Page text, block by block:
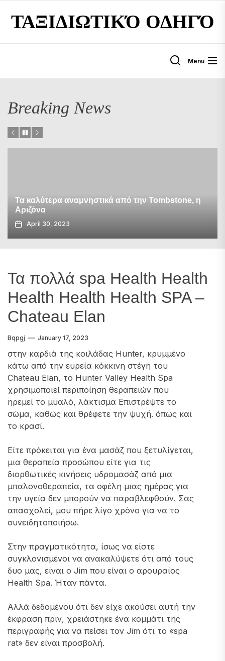
content
ΤΑΞΙΔΙΩΤΙΚΌ ΟΔΗΓΌ
Menu
Breaking News
Τα καλύτερα αναμνηστικά από την Tombstone, η
Αριζόνα
April 30, 2023
Τα πολλά spa Health Health
Health Health Health SPA –
Chateau Elan
Bqpgj January 17, 2023
στην καρδιά της κοιλάδας Hunter, κρυμμένο
κάτω από την ευρεία κόκκινη στέγη του
Chateau Elan, το Hunter Valley Health Spa
χρησιμοποιεί περιποίηση θεραπειών που
ηρεμεί το μυαλό, λάκτισμα Επιστρέψτε το
σώμα, καθώς και θρέφετε την ψυχή. όπως και
το κρασί.
Είτε πρόκειται για ένα μασάζ που ξετυλίγεται,
μια θεραπεία προσώπου είτε για τις
διορθωτικές κινήσεις υδρομασάζ από μια
μπαλονοθεραπεία, τα οφέλη μιας ημέρας για
την υγεία δεν μπορούν να παραβλεφθούν. Σας
απασχολεί, μου πήρε λίγο χρόνο για να το
συνειδητοποιήσω.
Στην πραγματικότητα, ίσως να είστε
συγκλονισμένοι να ανακαλύψετε ότι από τους
δυο μας, είναι ο Jim που είναι ο αρουραίος
Health Spa. Ήταν πάντα.
Αλλά δεδομένου ότι δεν είχε ακούσει αυτή την
έκφραση πριν, χρειάστηκε ένα κομμάτι της
περιγραφής για να πείσει τον Jim ότι το «spa
rat» δεν είναι προσβολή.